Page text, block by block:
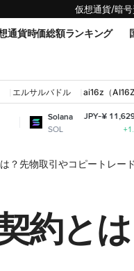
仮想通貨/暗
通貨時価総額ランキング
エルサルバドル ai16z（AI16Z
JPY-¥ 11,629.73
？先物取引やコピートレー
約と